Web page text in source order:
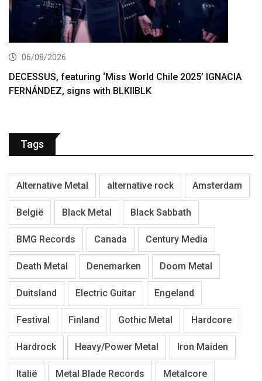
06/08/2026
DECESSUS, featuring ‘Miss World Chile 2025’ IGNACIA
FERNÁNDEZ, signs with BLKIIBLK
Tags
Alternative Metal alternative rock Amsterdam
België Black Metal Black Sabbath
BMG Records Canada Century Media
Death Metal Denemarken Doom Metal
Duitsland Electric Guitar Engeland
Festival Finland Gothic Metal Hardcore
Hardrock Heavy/Power Metal Iron Maiden
Italië Metal Blade Records Metalcore